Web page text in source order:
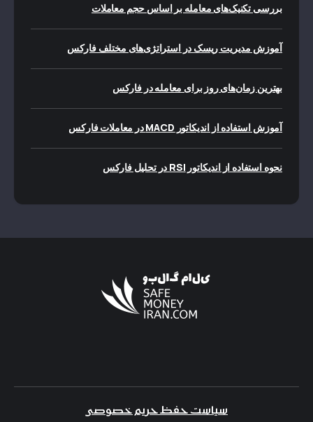
بررسی تکنیک‌های معامله بر اساس حجم معاملات
آموزش مدیریت ریسک در استراتژی‌های مختلف فارکس
بهترین زمان‌های روز برای معامله در فارکس
آموزش استفاده از اندیکاتور MACD در معاملات فارکس
نحوه استفاده از اندیکاتور RSI در تحلیل فارکس
سیاست حفظ حریم خصوصی